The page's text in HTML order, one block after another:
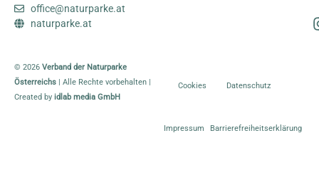
office@naturparke.at
naturparke.at
© 2026 Verband der Naturparke
Österreichs
| Alle Rechte vorbehalten |
Created by idlab media GmbH
Cookies Datenschutz
Impressum Barrierefreiheitserklärung